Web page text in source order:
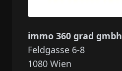
immo 360 grad gmbh
Feldgasse 6-8
1080 Wien